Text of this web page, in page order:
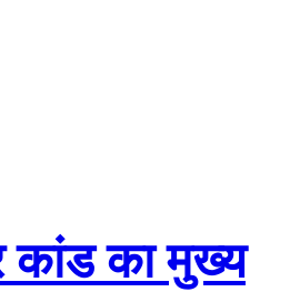
कांड का मुख्य